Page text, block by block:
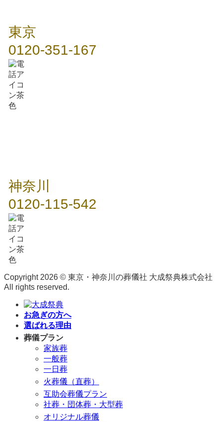
東京
0120-351-167
神奈川
0120-115-542
Copyright 2026 © 東京・神奈川の葬儀社 大成祭典株式会社
All rights reserved.
お急ぎの方へ
選ばれる理由
葬儀プラン
家族葬
一般葬
一日葬
火葬儀（直葬）
互助会葬儀プラン
社葬・団体葬・大型葬
オリジナル葬儀